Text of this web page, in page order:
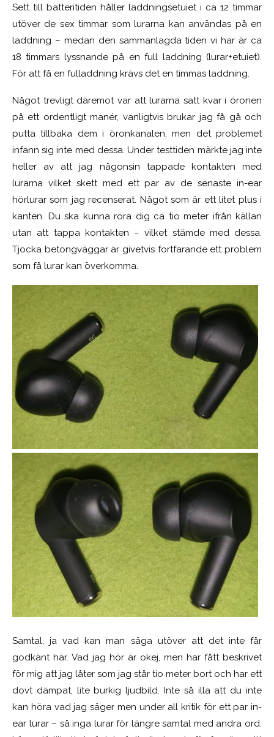
Sett till batteritiden håller laddningsetuiet i ca 12 timmar
utöver de sex timmar som lurarna kan användas på en
laddning – medan den sammanlagda tiden vi har är ca
18 timmars lyssnande på en full laddning (lurar+etuiet).
För att få en fulladdning krävs det en timmas laddning.
Något trevligt däremot var att lurarna satt kvar i öronen
på ett ordentligt manér, vanligtvis brukar jag få gå och
putta tillbaka dem i öronkanalen, men det problemet
infann sig inte med dessa. Under testtiden märkte jag inte
heller av att jag någonsin tappade kontakten med
lurarna vilket skett med ett par av de senaste in-ear
hörlurar som jag recenserat. Något som är ett litet plus i
kanten. Du ska kunna röra dig ca tio meter ifrån källan
utan att tappa kontakten – vilket stämde med dessa.
Tjocka betongväggar är givetvis fortfarande ett problem
som få lurar kan överkomma.
Samtal, ja vad kan man säga utöver att det inte får
godkänt här. Vad jag hör är okej, men har fått beskrivet
för mig att jag låter som jag står tio meter bort och har ett
dovt dämpat, lite burkig ljudbild. Inte så illa att du inte
kan höra vad jag säger men under all kritik för ett par in-
ear lurar – så inga lurar för längre samtal med andra ord.